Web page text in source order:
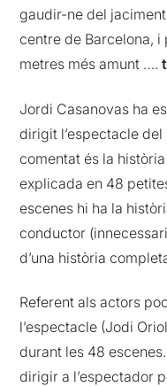
gaudir-ne del
centre de Barcelona, i
metres més amunt ….
Jordi Casanovas ha
dirigit l’espectacle del
comentat és la
explicada en 48
escenes hi ha la
conductor
d’una història
Referent als actors
l’espectacle (Jodi
durant les 48
dirigir a l’espectador